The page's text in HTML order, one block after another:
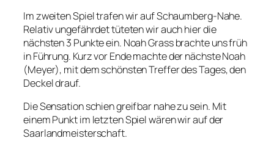
Im zweiten Spiel trafen wir auf Schaumberg-Nahe.
Relativ ungefährdet tüteten wir auch hier die
nächsten 3 Punkte ein. Noah Grass brachte uns früh
in Führung. Kurz vor Ende machte der nächste Noah
(Meyer), mit dem schönsten Treffer des Tages, den
Deckel drauf.
Die Sensation schien greifbar nahe zu sein. Mit
einem Punkt im letzten Spiel wären wir auf der
Saarlandmeisterschaft.